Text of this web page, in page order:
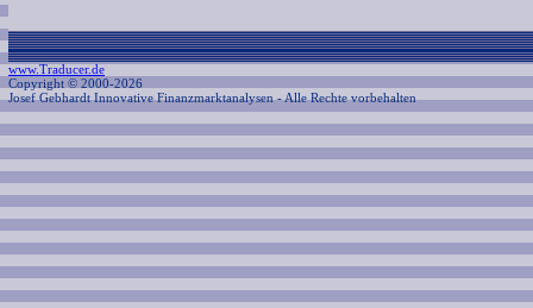
www.Traducer.de
Copyright © 2000-2026
Josef Gebhardt Innovative Finanzmarktanalysen - Alle Rechte vorbehalten